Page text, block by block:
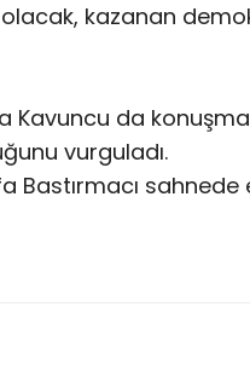
kazanan
Kavuncu da
vurguladı.
Bastırmacı sahnede